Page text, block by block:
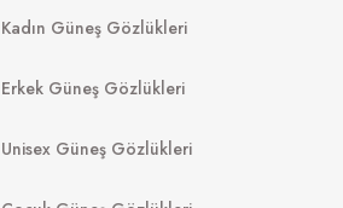
Kadın Güneş Gözlükleri
Erkek Güneş Gözlükleri
Unisex Güneş Gözlükleri